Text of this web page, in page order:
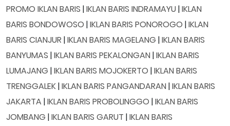
PROMO IKLAN BARIS |IKLAN BARIS INDRAMAYU|IKLAN
BARIS BONDOWOSO |IKLAN BARIS PONOROGO |IKLAN
BARIS CIANJUR |IKLAN BARIS MAGELANG |IKLAN BARIS
BANYUMAS |IKLAN BARIS PEKALONGAN|IKLAN BARIS
LUMAJANG |IKLAN BARIS MOJOKERTO |IKLAN BARIS
TRENGGALEK|IKLAN BARIS PANGANDARAN|IKLAN BARIS
JAKARTA |IKLAN BARIS PROBOLINGGO |IKLAN BARIS
JOMBANG |IKLAN BARIS GARUT |IKLAN BARIS